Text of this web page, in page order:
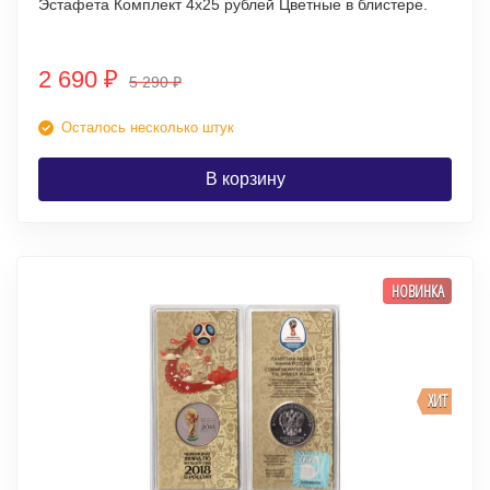
Эстафета Комплект 4х25 рублей Цветные в блистере.
2 690 ₽ 5 290₽
Осталось несколько штук
В корзину
ХИТ
НОВИНКА